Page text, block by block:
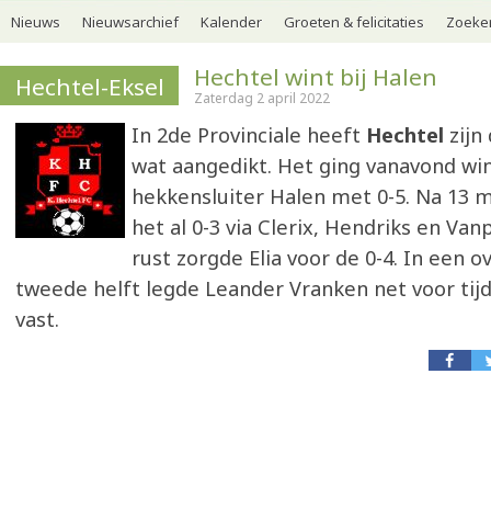
Nieuws Nieuwsarchief Kalender Groeten & felicitaties
Hechtel-Eksel Hechtel wint bij Halen
Zaterdag 2 april 2022
In 2de Provinciale heeft Hechtel zijn
wat aangedikt. Het ging vanavond
hekkensluiter Halen met 0-5. Na 13
het al 0-3 via Clerix, Hendriks en
rust zorgde Elia voor de 0-4. In een
tweede helft legde Leander Vranken net voor
vast.